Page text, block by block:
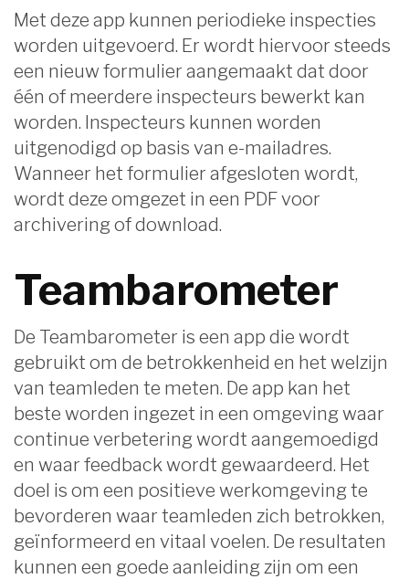
Met deze app kunnen periodieke inspecties
worden uitgevoerd. Er wordt hiervoor steeds
een nieuw formulier aangemaakt dat door
één of meerdere inspecteurs bewerkt kan
worden. Inspecteurs kunnen worden
uitgenodigd op basis van e-mailadres.
Wanneer het formulier afgesloten wordt,
wordt deze omgezet in een PDF voor
archivering of download.
Teambarometer
De Teambarometer is een app die wordt
gebruikt om de betrokkenheid en het welzijn
van teamleden te meten. De app kan het
beste worden ingezet in een omgeving waar
continue verbetering wordt aangemoedigd
en waar feedback wordt gewaardeerd. Het
doel is om een positieve werkomgeving te
bevorderen waar teamleden zich betrokken,
geïnformeerd en vitaal voelen. De resultaten
kunnen een goede aanleiding zijn om een